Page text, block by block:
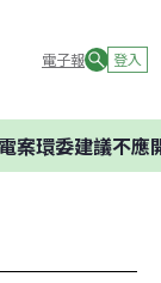
電子報 登入
不應開發